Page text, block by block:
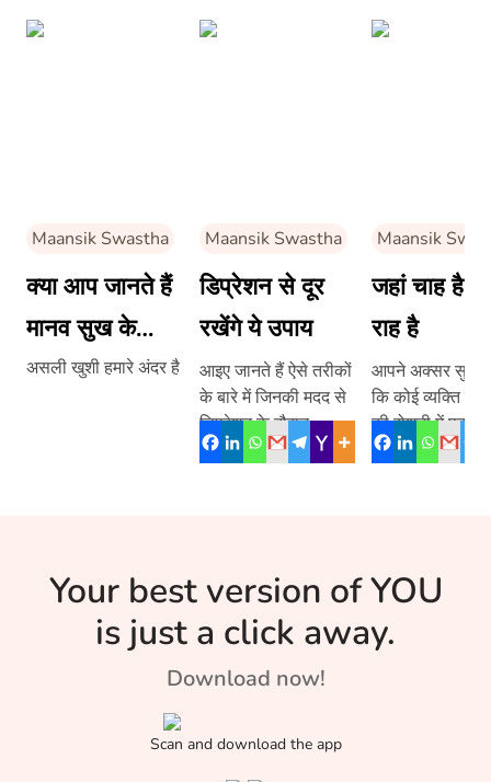
Maansik Swastha
क्या आप जानते हैं
मानव सुख के
स्तंभों के बारे में?
असली खुशी हमारे अंदर है
Maansik Swastha
डिप्रेशन से दूर
रखेंगे ये उपाय
आइए जानते हैं ऐसे तरीकों
के बारे में जिनकी मदद से
डिप्रेशन के दौरान
पॉज़िटिव सोच से मूड को
Maansik
जहां चाह है,
राह है
आपने अक्सर सुना
कि कोई व्यक्ति
की रोशनी में
ऊंचे पद पर पहुंच
Your best version of YOU
is just a click away.
Download now!
Scan and download the app